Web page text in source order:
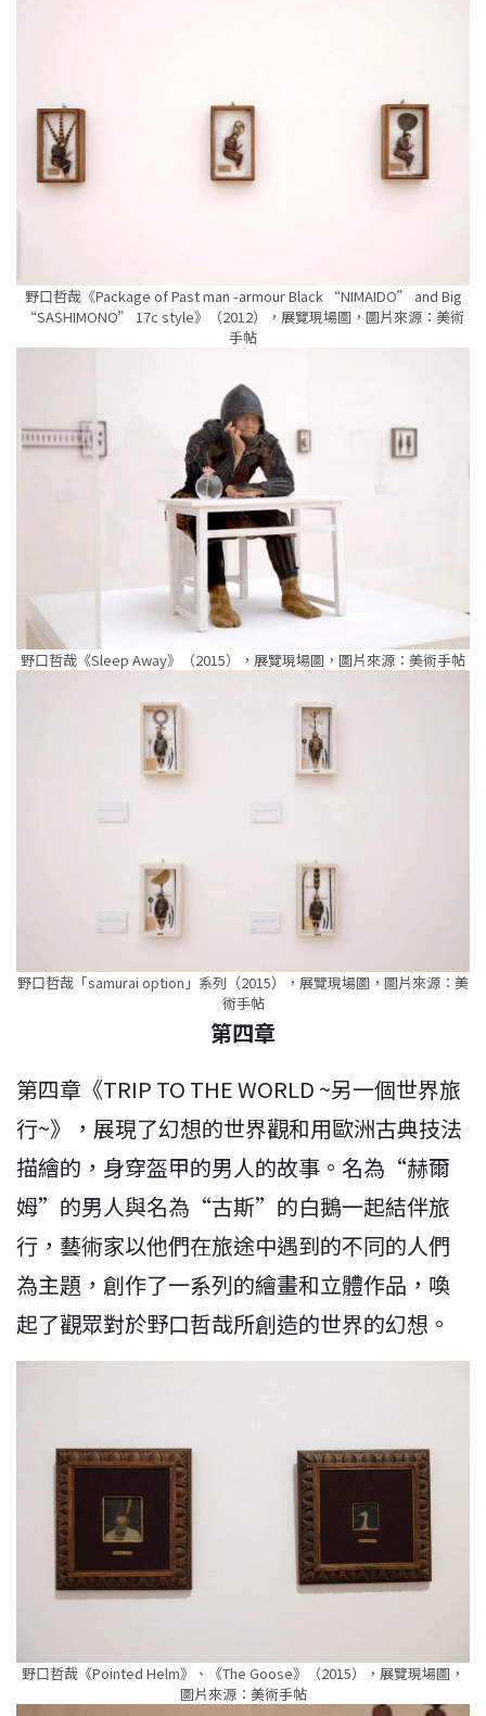
野口哲哉《Package of Past man -armour Black “NIMAIDO” and Big
“SASHIMONO” 17c style》（2012），展覽現場圖，圖片來源：美術
手帖
野口哲哉《Sleep Away》（2015），展覽現場圖，圖片來源：美術手帖
野口哲哉「samurai option」系列（2015），展覽現場圖，圖片來源：美
術手帖
第四章
第四章《TRIP TO THE WORLD ~另一個世界旅
行~》，展現了幻想的世界觀和用歐洲古典技法
描繪的，身穿盔甲的男人的故事。名為“赫爾
姆”的男人與名為“古斯”的白鵝一起結伴旅
行，藝術家以他們在旅途中遇到的不同的人們
為主題，創作了一系列的繪畫和立體作品，喚
起了觀眾對於野口哲哉所創造的世界的幻想。
野口哲哉《Pointed Helm》、《The Goose》（2015），展覽現場圖，
圖片來源：美術手帖